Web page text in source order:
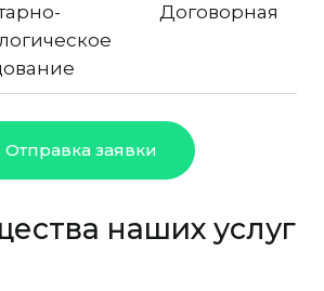
Договорная
Отправка заявки
наших услуг